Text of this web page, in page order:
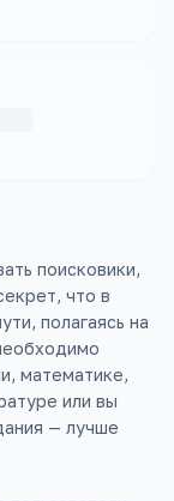
поисковики,
что в
полагаясь на
математике,
или вы
— лучше